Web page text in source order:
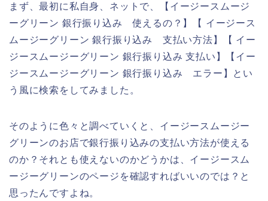
まず、最初に私自身、ネットで、【イージースムージ
ーグリーン 銀行振り込み 使えるの？】【 イージース
ムージーグリーン 銀行振り込み 支払い方法】【 イー
ジースムージーグリーン 銀行振り込み 支払い】【イー
ジースムージーグリーン 銀行振り込み エラー】とい
う風に検索をしてみました。
そのように色々と調べていくと、イージースムージー
グリーンのお店で銀行振り込みの支払い方法が使える
のか？それとも使えないのかどうかは、イージースム
ージーグリーンのページを確認すればいいのでは？と
思ったんですよね。